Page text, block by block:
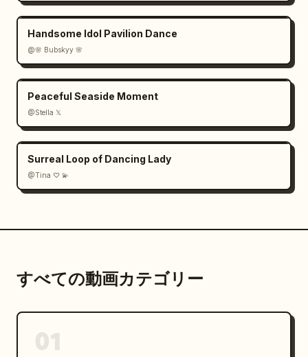
Handsome Idol Pavilion Dance
@🌸 Bubskyy 🌸
Peaceful Seaside Moment
@Stella 𝕏
Surreal Loop of Dancing Lady
@Tina ♡ 💫
すべての動画カテゴリー